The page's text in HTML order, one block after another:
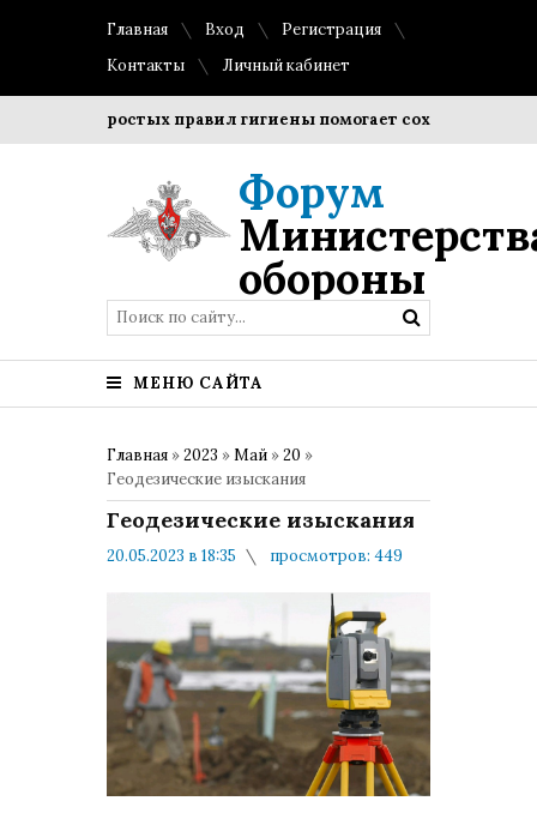
Главная Вход
Регистрация
Контакты
Личный кабинет
простых правил гигиены помогает сохранить
Форум
обороны
МЕНЮ САЙТА
Главная »2023 »Май »20 »
Геодезические изыскания
Геодезические изыскания
20.05.2023 в 18:35
просмотров: 449